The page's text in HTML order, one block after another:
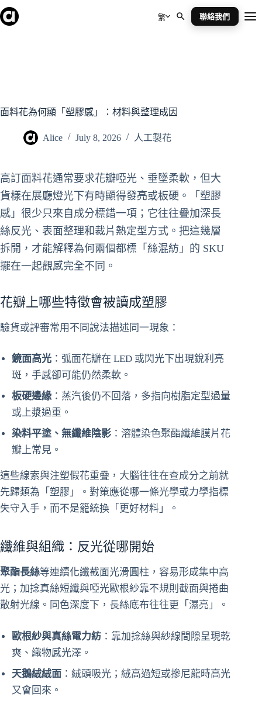
to
content
繁 聯絡我們
面料花為何顯「塑膠感」：材料與整理成因
Alice July 8, 2026 人工製花
高訂面料花通常要求花瓣啞光、垂墜柔軟，但大
貨樣在展廳燈光下有時顯得發亮或板硬。「塑膠
感」很少只來自成分標錯一項；它往往疊加深長
絲反光、表面整理和裁片熱定型方式。把這幾層
拆開，才能解釋為何兩個都標「絲混紡」的 SKU
擺在一起觀感完全不同。
花瓣上哪些特徵會被讀成塑膠
驗貨或評審常用不同說法描述同一現象：
鏡面高光 ：弧面花瓣在 LED 或閃光下出現銳利亮
斑，手感卻可能仍然柔軟。
板硬邊緣：蒸汽後仍不回落，多指向樹脂定型過量
或上漿過重。
染料平塗、無纖維陰影 ：溶體染色聚酯纖維膜片花
瓣上常見。
這些線索與注塑假花重疊，大腦往往在查成分之前就
先歸類為「塑膠」。對策應從哪一條光學或力學指標
失守入手，而不是籠統換「更好材料」。
纖維與組織：反光從哪開始
聚酯長絲等連續化纖截面光滑圓柱，容易形成集中高
光；加捻真絲短纖與啞光歐根紗靠不規則截面與捲曲
散射光線。同色深度下，長絲底布往往更「濕亮」。
歐根紗與真絲電力紡 ：靠加捻絲與紗線間隙呈現乾
爽、織物感光澤。
天鵝絨絨面 ：絨頭吸光；絨高過短或摻尼龍時高光
又會回來。